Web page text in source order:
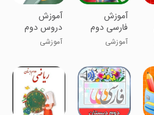
آموزش
فارسی دوم
دبستان
آموزشی
آموزش
دروس دوم
دبستان
آموزشی